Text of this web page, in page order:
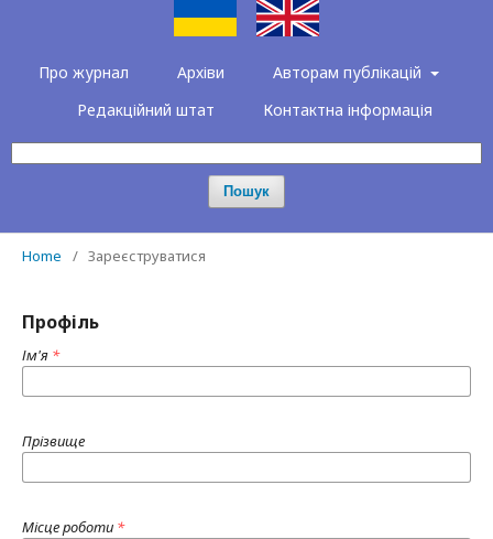
Про журнал Архіви
Авторам публікацій
Редакційний штат
Контактна інформація
Пошук
Home / Зареєструватися
Профіль
Ім'я *
Прізвище
Місце роботи *